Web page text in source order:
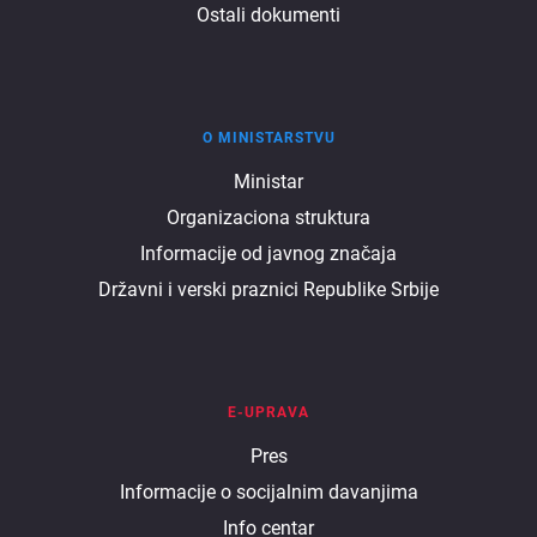
Ostali dokumenti
ministarstvu
O MINISTARSTVU
Ministar
Organizaciona struktura
Informacije od javnog značaja
Državni i verski praznici Republike Srbije
E-UPRAVA
Pres
Informacije o socijalnim davanjima
Info centar